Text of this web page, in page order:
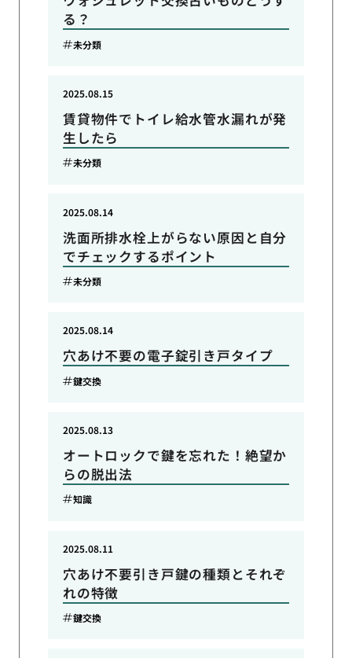
る？
未分類
賃貸物件でトイレ給水管水漏れが発
生したら
2025.08.15
未分類
洗面所排水栓上がらない原因と自分
でチェックするポイント
2025.08.14
未分類
穴あけ不要の電子錠引き戸タイプ
2025.08.14
鍵交換
オートロックで鍵を忘れた！絶望か
らの脱出法
2025.08.13
知識
穴あけ不要引き戸鍵の種類とそれぞ
れの特徴
2025.08.11
鍵交換